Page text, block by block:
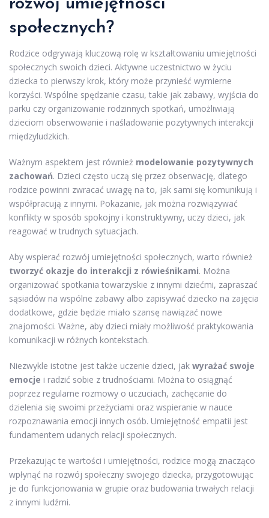
społecznych?
Rodzice odgrywają kluczową rolę w kształtowaniu umiejętności
społecznych swoich dzieci. Aktywne uczestnictwo w życiu
dziecka to pierwszy krok, który może przynieść wymierne
korzyści. Wspólne spędzanie czasu, takie jak zabawy, wyjścia do
parku czy organizowanie rodzinnych spotkań, umożliwiają
dzieciom obserwowanie i naśladowanie pozytywnych interakcji
międzyludzkich.
Ważnym aspektem jest również modelowanie pozytywnych
zachowań. Dzieci często uczą się przez obserwację, dlatego
rodzice powinni zwracać uwagę na to, jak sami się komunikują i
współpracują z innymi. Pokazanie, jak można rozwiązywać
konflikty w sposób spokojny i konstruktywny, uczy dzieci, jak
reagować w trudnych sytuacjach.
Aby wspierać rozwój umiejętności społecznych, warto również
tworzyć okazje do interakcji z rówieśnikami. Można
organizować spotkania towarzyskie z innymi dziećmi, zapraszać
sąsiadów na wspólne zabawy albo zapisywać dziecko na zajęcia
dodatkowe, gdzie będzie miało szansę nawiązać nowe
znajomości. Ważne, aby dzieci miały możliwość praktykowania
komunikacji w różnych kontekstach.
Niezwykle istotne jest także uczenie dzieci, jak wyrażać swoje
emocje i radzić sobie z trudnościami. Można to osiągnąć
poprzez regularne rozmowy o uczuciach, zachęcanie do
dzielenia się swoimi przeżyciami oraz wspieranie w nauce
rozpoznawania emocji innych osób. Umiejętność empatii jest
fundamentem udanych relacji społecznych.
Przekazując te wartości i umiejętności, rodzice mogą znacząco
wpłynąć na rozwój społeczny swojego dziecka, przygotowując
je do funkcjonowania w grupie oraz budowania trwałych relacji
z innymi ludźmi.